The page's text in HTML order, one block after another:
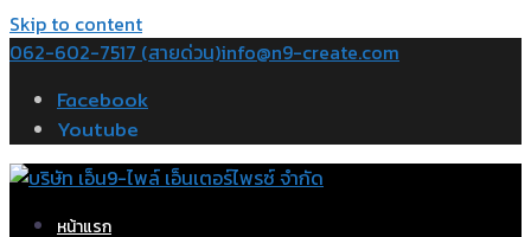
Skip to content
062-602-7517 (สายด่วน)info@n9-create.com
Facebook
Youtube
หน้าแรก